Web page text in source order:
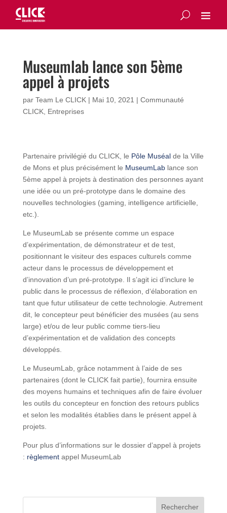
Museumlab lance son 5ème
appel à projets
par Team Le CLICK| Mai 10, 2021 | Communauté
CLICK, Entreprises
Partenaire privilégié du CLICK, le Pôle Muséalde la Ville
de Mons et plus précisément le MuseumLablance son
5ème appel à projets à destination des personnes ayant
une idée ou un pré-prototype dans le domaine des
nouvelles technologies (gaming, intelligence artificielle,
etc.).
Le MuseumLab se présente comme un espace
d’expérimentation, de démonstrateur et de test,
positionnant le visiteur des espaces culturels comme
acteur dans le processus de développement et
d’innovation d’un pré-prototype. Il s’agit ici d’inclure le
public dans le processus de réflexion, d‘élaboration en
tant que futur utilisateur de cette technologie. Autrement
dit, le concepteur peut bénéficier des musées (au sens
large) et/ou de leur public comme tiers-lieu
d’expérimentation et de validation des concepts
développés.
Le MuseumLab, grâce notamment à l’aide de ses
partenaires (dont le CLICK fait partie), fournira ensuite
des moyens humains et techniques afin de faire évoluer
les outils du concepteur en fonction des retours publics
et selon les modalités établies dans le présent appel à
projets.
Pour plus d’informations sur le dossier d’appel à projets
: règlementappel MuseumLab